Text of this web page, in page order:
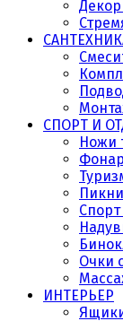
Декор
СПОРТ И
Ножи
Очки
ИНТЕРЬЕР